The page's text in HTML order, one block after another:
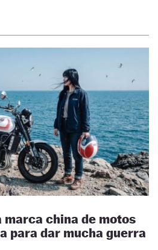
marca china de motos
para dar mucha guerra